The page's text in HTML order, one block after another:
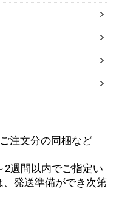
注文分の同梱など
2週間以内でご指定い
発送準備ができ次第